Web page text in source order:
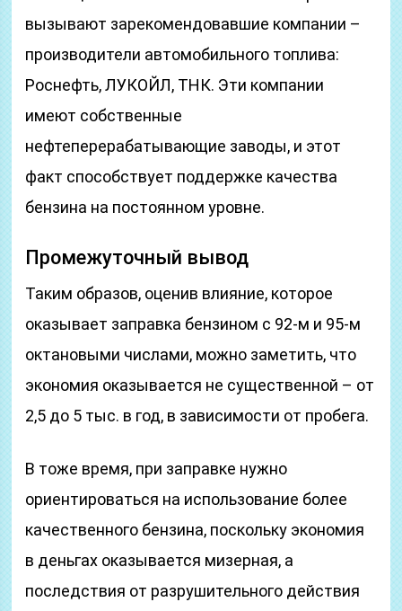
вызывают зарекомендовавшие компании –
производители автомобильного топлива:
Роснефть, ЛУКОЙЛ, ТНК. Эти компании
имеют собственные
нефтеперерабатывающие заводы, и этот
факт способствует поддержке качества
бензина на постоянном уровне.
Промежуточный вывод
Таким образов, оценив влияние, которое
оказывает заправка бензином с 92-м и 95-м
октановыми числами, можно заметить, что
экономия оказывается не существенной – от
2,5 до 5 тыс. в год, в зависимости от пробега.
В тоже время, при заправке нужно
ориентироваться на использование более
качественного бензина, поскольку экономия
в деньгах оказывается мизерная, а
последствия от разрушительного действия